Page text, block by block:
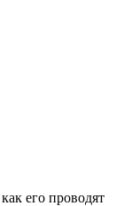
его проводят